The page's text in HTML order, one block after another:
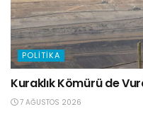
POLITIKA
Kuraklık Kömürü de
7 AĞUSTOS 2026